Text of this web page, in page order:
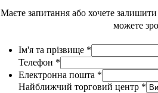
Маєте запитання або хочете
можете
Ім'я та прізвище *
Телефон *
Електронна пошта *
Найближчий торговий центр *